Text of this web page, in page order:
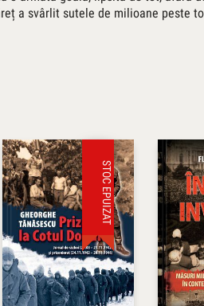
a svârlit sutele de milioane peste
STOC EPUIZAT